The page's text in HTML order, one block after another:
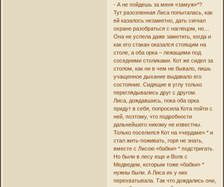
- А не пойдешь за меня «замуж»*?
Тут разозленная Лиса попыталась, как
ей казалось незаметно, дать сигнал
охране разобраться с наглецом, но…
Она не успела даже заметить, когда и
как его стакан оказался стоящим на
столе, а оба орка – лежащими под
соседними столиками. Кот же сидел за
столом, как ни в чем не бывало, лишь
учащенное дыхание выдавало его
состояние. Сидящие в углу только
переглядывались друг с другом.
Лиса, дождавшись, пока оба орка
придут в себя, попросила Кота пойти с
ней, поэтому, что подробности
дальнейшего никому не известны.
Только поселился Кот на «чердаке» * и
стал жить-поживать, горя не знать,
вместе с Лисою «бабки» * подстригать.
Но были в лесу еще и Волк с
Медведем, которым тоже «бабки» *
нужны были. А Лиса их у них
перехватывала. Так что дождались они,